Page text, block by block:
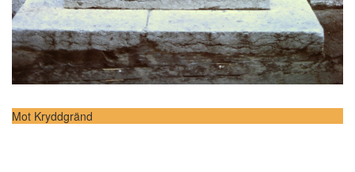
Mot Kryddgränd